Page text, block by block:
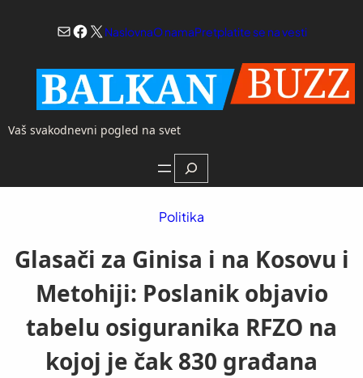
Mail
Facebook
X NaslovnaO namaPretplatite se na vesti
Vaš svakodnevni pogled na svet
Search
Politika
Glasači za Ginisa i na Kosovu i
Metohiji: Poslanik objavio
tabelu osiguranika RFZO na
kojoj je čak 830 građana